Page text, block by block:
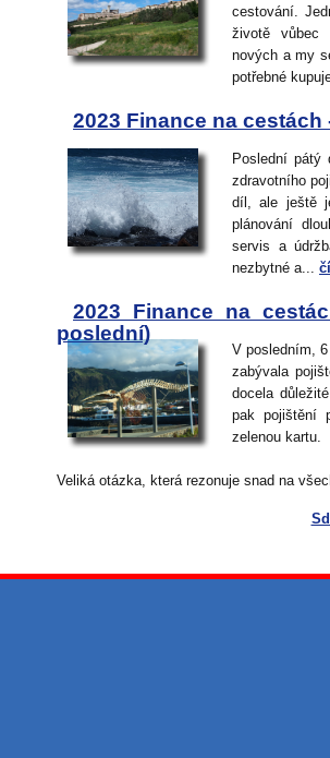
cestování.
životě vůbec
nových a my
potřebné
2023 Finance na cestách
Poslední pátý
zdravotního
díl, ale ještě
plánování
servis a
nezbytné a...
2023 Finance na
poslední)
V posledním,
zabývala
docela
pak pojištění
zelenou kartu.
Veliká otázka, která rezonuje snad na